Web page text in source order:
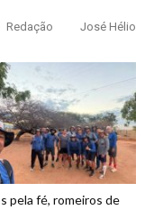
Redação José Hélio
pela fé, romeiros de